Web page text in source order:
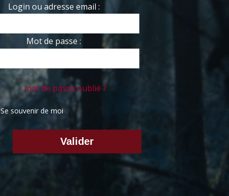
Login ou adresse email :
Mot de passe :
mot de passe oublié ?
Se souvenir de moi